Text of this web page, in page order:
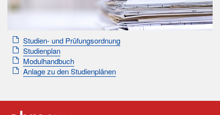
Studien- und Prüfungsordnung
Studienplan
Modulhandbuch
Anlage zu den Studienplänen